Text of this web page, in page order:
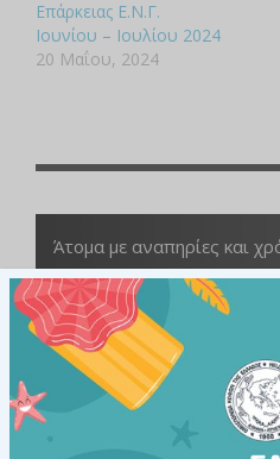
Επάρκειας Ε.Ν.Γ.
Ιουνίου – Ιουλίου 2024
20 Μαΐου, 2024
Άτομα με αναπηρίες και
ΥΠΗΡΕΣΙΕΣ